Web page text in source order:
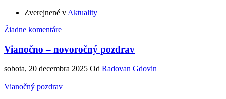
Zverejnené v Aktuality
Žiadne komentáre
Vianočno – novoročný pozdrav
sobota, 20 decembra 2025 Od Radovan Gdovin
Vianočný pozdrav